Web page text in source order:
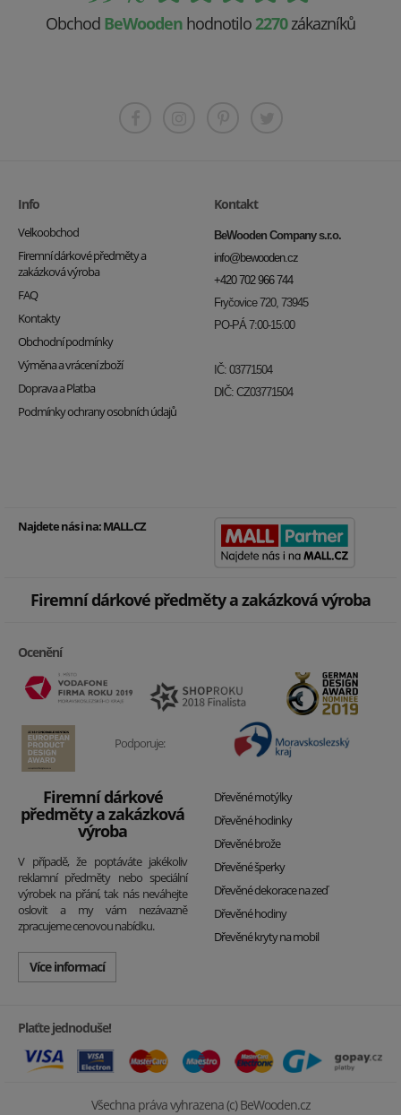
Obchod BeWooden hodnotilo 2270zákazníků
Info
Velkoobchod
Firemní dárkové předměty a
zakázková výroba
FAQ
Kontakty
Obchodní podmínky
Výměna a vrácení zboží
Doprava a Platba
Podmínky ochrany osobních údajů
Kontakt
BeWooden Company s.r.o.
info@bewooden.cz
+420 702 966 744
Fryčovice 720, 73945
PO-PÁ 7:00-15:00
IČ: 03771504
DIČ: CZ03771504
Najdete nás i na:MALL.CZ
Firemní dárkové předměty a zakázková výroba
Ocenění
Podporuje:
Firemní dárkové
předměty a zakázková
výroba
V případě, že poptáváte jakékoliv
reklamní předměty nebo speciální
výrobek na přání, tak nás neváhejte
oslovit a my vám nezávazně
zpracujeme cenovou nabídku.
Více informací
Dřevěné motýlky
Dřevěné hodinky
Dřevěné brože
Dřevěné šperky
Dřevěné dekorace na zeď
Dřevěné hodiny
Dřevěné kryty na mobil
Plaťte jednoduše!
Všechna práva vyhrazena (c) BeWooden.cz